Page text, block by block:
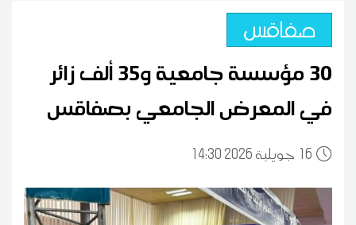
صفاقس
30 مؤسسة جامعية و35 ألف زائر
في المعرض الجامعي بصفاقس
16 14:30 2026 جويلية